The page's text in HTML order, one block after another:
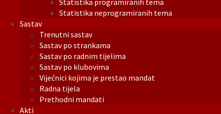
Statistika programiranih tema
Statistika neprogramiranih tema
Sastav
Trenutni sastav
Sastav po strankama
Sastav po radnim tijelima
Sastav po klubovima
Vijećnici kojima je prestao mandat
Radna tijela
Prethodni mandati
Akti